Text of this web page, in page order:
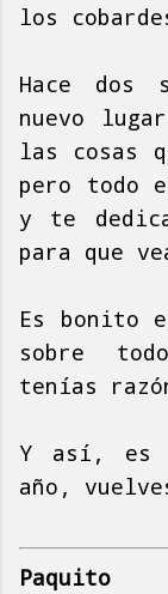
los
Hace dos
nuevo
las cosas
pero todo
y te
para que
Es bonito
sobre
tenías
Y así, es
año,
Paquito